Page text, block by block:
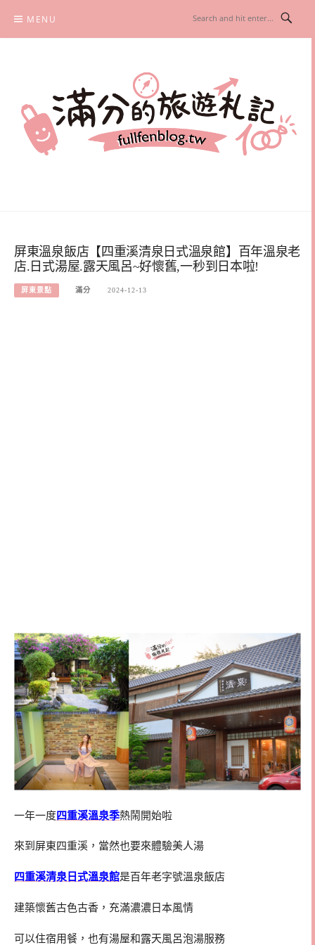
content
MENU
屏東溫泉飯店【四重溪清泉日式溫泉館】百年溫泉老
店.日式湯屋.露天風呂~好懷舊,一秒到日本啦!
屏東景點 滿分 2024-12-13
一年一度四重溪溫泉季熱鬧開始啦
來到屏東四重溪，當然也要來體驗美人湯
四重溪清泉日式溫泉館是百年老字號溫泉飯店
建築懷舊古色古香，充滿濃濃日本風情
可以住宿用餐，也有湯屋和露天風呂泡湯服務